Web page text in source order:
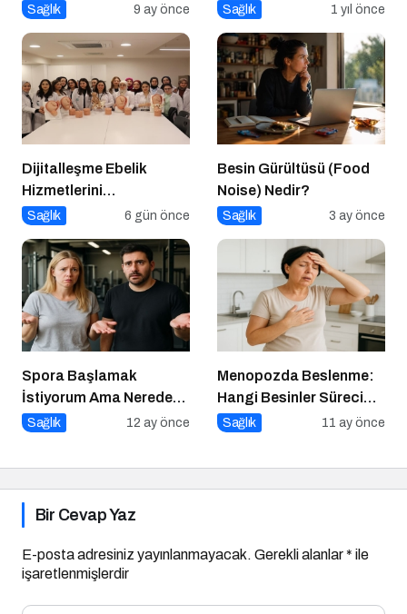
Sağlık 9 ay önce
İlişkisi
Sağlık 1 yıl önce
Dijitalleşme Ebelik
Hizmetlerini
Dönüştürüyor
Sağlık 6 gün önce
Besin Gürültüsü (Food
Noise) Nedir?
Sağlık 3 ay önce
Spora Başlamak
İstiyorum Ama Nereden
Başlayacağımı
Sağlık 12 ay önce
Menopozda Beslenme:
Hangi Besinler Süreci
Kolaylaştırır?
Sağlık 11 ay önce
Bir Cevap Yaz
E-posta adresiniz yayınlanmayacak. Gerekli alanlar* ile
işaretlenmişlerdir